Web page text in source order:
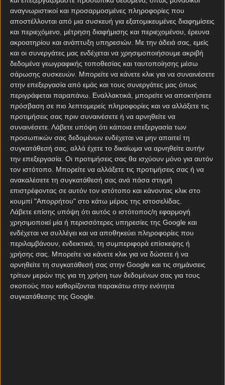
αναγνωριστικοί και προσαρμοσμένες πληροφορίες που
αποστέλλονται από μια συσκευή για εξατομικευμένες διαφημίσεις
και περιεχόμενο, μέτρηση διαφήμισης και περιεχομένου, έρευνα
ακροατηρίου και ανάπτυξη υπηρεσιών. Με την άδειά σας, εμείς
και οι συνεργάτες μας ενδέχεται να χρησιμοποιήσουμε ακριβή
δεδομένα γεωγραφικής τοποθεσίας και ταυτοποίησης μέσω
σάρωσης συσκευών. Μπορείτε να κάνετε κλικ για να συναινέσετε
στην επεξεργασία από εμάς και τους συνεργάτες μας όπως
περιγράφεται παραπάνω. Εναλλακτικά, μπορείτε να αποκτήσετε
πρόσβαση σε πιο λεπτομερείς πληροφορίες και να αλλάξετε τις
προτιμήσεις σας πριν συναινέσετε ή να αρνηθείτε να
συναινέσετε. Λάβετε υπόψη ότι κάποια επεξεργασία των
προσωπικών σας δεδομένων ενδέχεται να μην απαιτεί τη
συγκατάθεσή σας, αλλά έχετε το δικαίωμα να αρνηθείτε αυτήν
την επεξεργασία. Οι προτιμήσεις σας θα ισχύουν μόνο για αυτόν
τον ιστότοπο. Μπορείτε να αλλάξετε τις προτιμήσεις σας ή να
ανακαλέσετε τη συγκατάθεσή σας ανά πάσα στιγμή
επιστρέφοντας σε αυτόν τον ιστότοπο και κάνοντας κλικ στο
κουμπί "Απορρήτου" στο κάτω μέρος της ιστοσελίδας.
Λάβετε επίσης υπόψη ότι αυτός ο ιστότοπος/η εφαρμογή
χρησιμοποιεί μία ή περισσότερες υπηρεσίες της Google και
ενδέχεται να συλλέγει και να αποθηκεύει πληροφορίες που
περιλαμβάνουν, ενδεικτικά, τη συμπεριφορά επίσκεψης ή
χρήσης σας. Μπορείτε να κάνετε κλικ για να δώσετε ή να
αρνηθείτε τη συγκατάθεσή σας στην Google και τις σημάνσεις
τρίτων μερών της για τη χρήση των δεδομένων σας για τους
σκοπούς που καθορίζονται παρακάτω στην ενότητα
συγκατάθεσης της Google.
Αμέτρητες κοντινές πασούλες, καμία διάθεση για
ποδόσφαιρο, ένα κλίμα που ξεπερνούσε ακόμα και
το πιο φιλικό… φιλικό παιχνίδι.
Ο κόσμος που βρέθηκε στις εξέδρες του Μολινόν
άρχισε να γιουχάρει, να βρίζει, να απειλεί. Κάποιοι
εξ’ αυτών μάλιστα έφυγαν από το γήπεδο εις ένδειξη
διαμαρτυρίας, πολύ πριν από το τελευταίο
σφύριγμα.
Το 1-0 έμεινε ως το τέλος σε έναν αγώνα παρωδία.
Στο τέλος, οι σχολιαστές από τα τηλεοπτικά δίκτυα
της Δυτικής Γερμανίας και της Αυστρίας έβαλαν…
mute, αρνούμενοι να περιγράψουν αυτό που
έβλεπαν.
Η Αλγερία υπέβαλλε επίσημη διαμαρτυρία στη FIFA,
που όμως έπεσε στο κενό. Η ντροπή, όμως, δεν
σβήστηκε ποτέ.